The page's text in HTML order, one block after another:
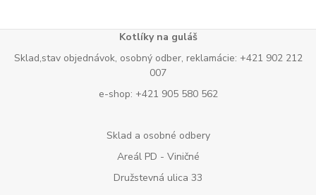
Kotlíky na guláš
Sklad,stav objednávok, osobný odber, reklamácie: +421 902 212
007
e-shop: +421 905 580 562
Sklad a osobné odbery
Areál PD - Viničné
Družstevná ulica 33